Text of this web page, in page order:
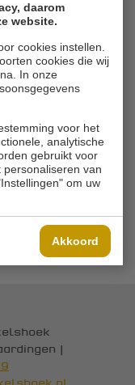
daarom
website.
cookies instellen.
cookies die wij
In onze
voor het
analytische
gebruikt voor
van
om uw
Akkoord
aanbiedingen en
|